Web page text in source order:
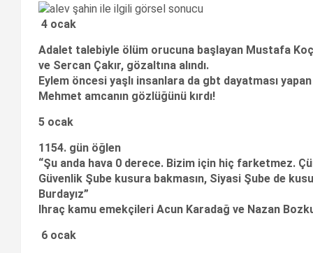
4 ocak
Adalet talebiyle ölüm orucuna başlayan Mustafa
ve Sercan Çakır, gözaltına alındı.
Eylem öncesi yaşlı insanlara da gbt dayatması
Mehmet amcanın gözlüğünü kırdı!
5 ocak
1154. gün öğlen
“Şu anda hava 0 derece. Bizim için hiç farketmez.
Güvenlik Şube kusura bakmasın, Siyasi Şube de
Burdayız”
Ihraç kamu emekçileri Acun Karadağ ve Nazan
6 ocak